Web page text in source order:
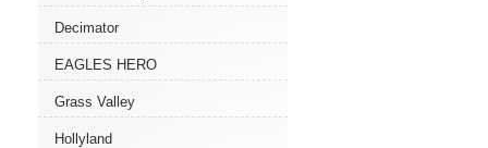
Decimator
EAGLES HERO
Grass Valley
Hollyland